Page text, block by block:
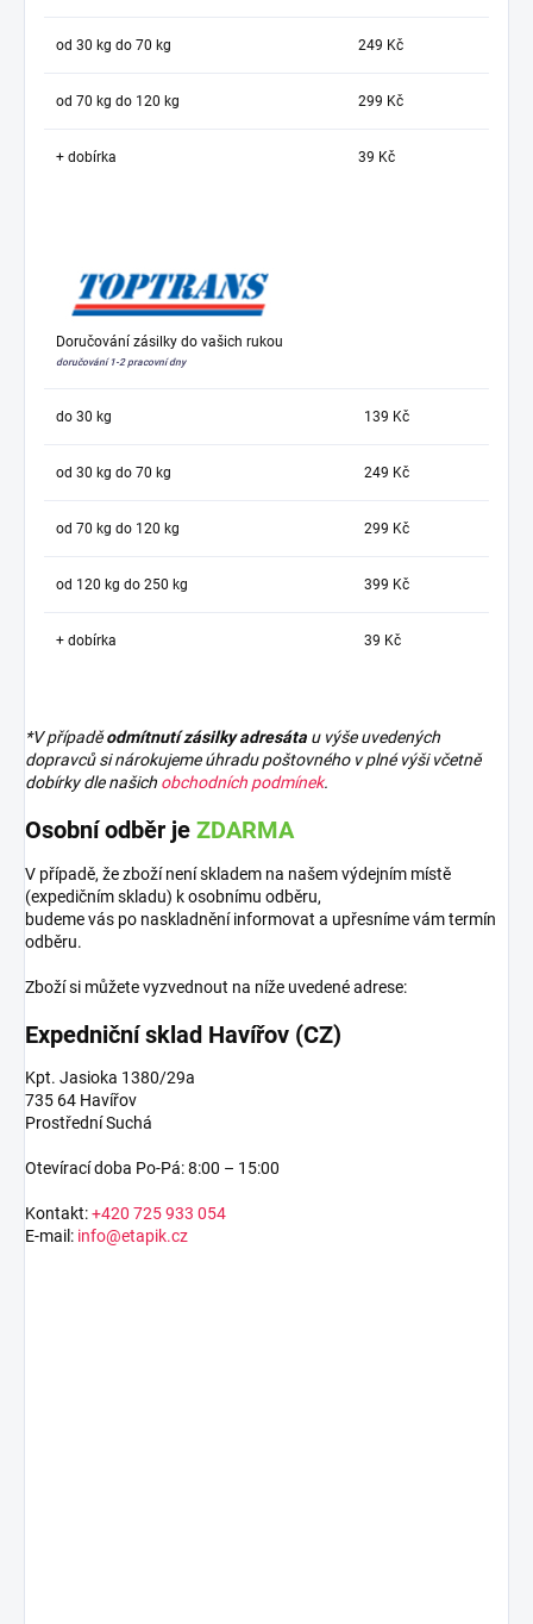
od 30 kg do 70 kg 249 Kč
od 70 kg do 120 kg 299 Kč
+ dobírka 39 Kč
Doručování zásilky do vašich rukou
doručování 1-2 pracovní dny
do 30 kg 139 Kč
od 30 kg do 70 kg 249 Kč
od 70 kg do 120 kg 299 Kč
od 120 kg do 250 kg 399 Kč
+ dobírka 39 Kč
*V případěodmítnutí zásilky adresáta u výše uvedených
dopravců si nárokujeme úhradu poštovného v plné výši včetně
dobírky dle našich obchodních podmínek.
Osobní odběr je ZDARMA
V případě, že zboží není skladem na našem výdejním místě
(expedičním skladu) k osobnímu odběru,
budeme vás po naskladnění informovat a upřesníme vám termín
odběru.
Zboží si můžete vyzvednout na níže uvedené adrese:
Expedniční sklad Havířov (CZ)
Kpt. Jasioka 1380/29a
735 64 Havířov
Prostřední Suchá
Otevírací doba Po-Pá: 8:00 – 15:00
Kontakt:+420 725 933 054
E-mail: info@etapik.cz